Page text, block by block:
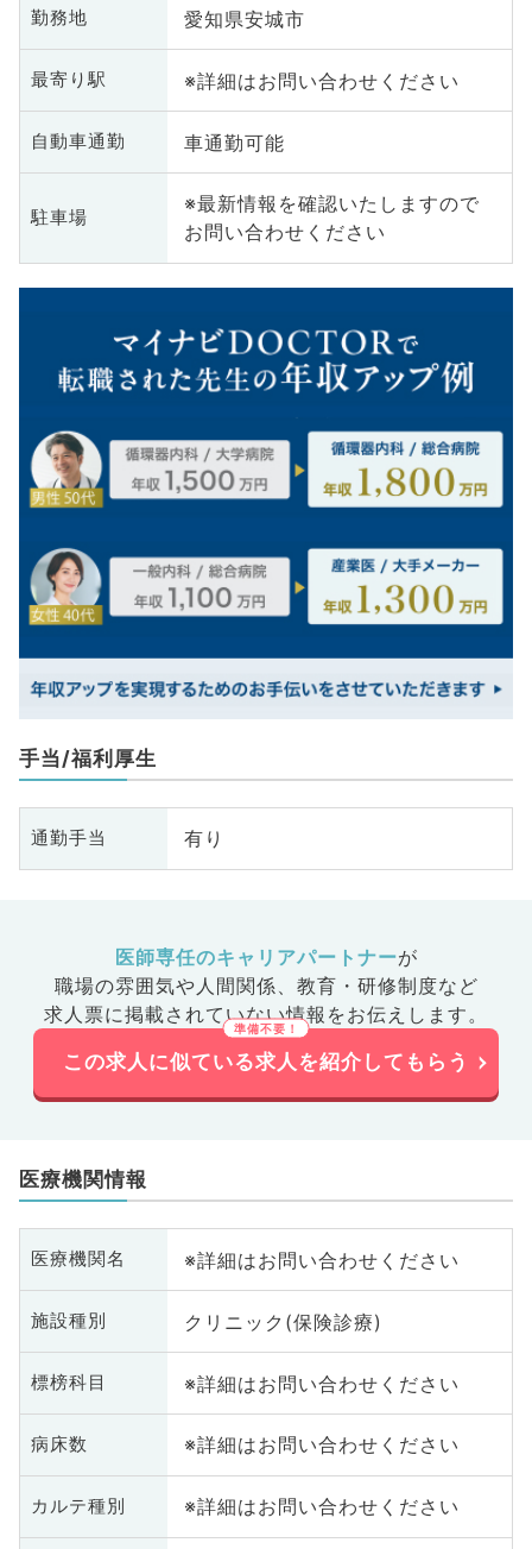
勤務地 愛知県安城市
最寄り駅 ※詳細はお問い合わせください
自動車通勤 車通勤可能
駐車場
※最新情報を確認いたしますので
お問い合わせください
手当/福利厚生
通勤手当 有り
医師専任のキャリアパートナーが
職場の雰囲気や人間関係、 教育・研修制度など
求人票に掲載されていない情報をお伝えします。
この求人に似ている求人を紹介してもらう
医療機関情報
医療機関名 ※詳細はお問い合わせください
施設種別 クリニック(保険診療)
標榜科目 ※詳細はお問い合わせください
病床数 ※詳細はお問い合わせください
カルテ種別 ※詳細はお問い合わせください